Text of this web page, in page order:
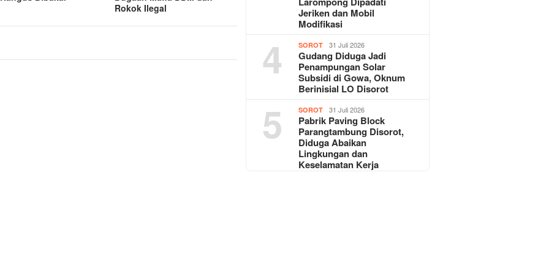
Rokok Ilegal
Jeriken dan Mobil
Modifikasi
4 SOROT 31 Juli 2026
Gudang Diduga Jadi
Penampungan Solar
Subsidi di Gowa, Oknum
Berinisial LO Disorot
5 SOROT 31 Juli 2026
Pabrik Paving Block
Parangtambung Disorot,
Diduga Abaikan
Lingkungan dan
Keselamatan Kerja